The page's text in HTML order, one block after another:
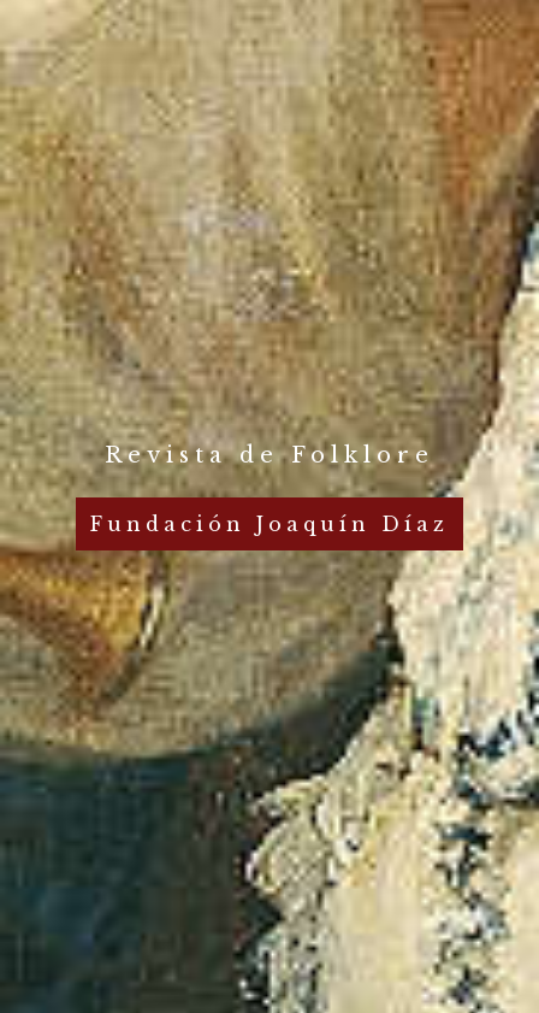
Revista de Folklore
Fundación Joaquín Díaz